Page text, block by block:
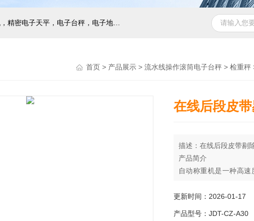
首页 > 产品展示 > 流水线操作滚筒电子台秤 > 检重秤
在线后段皮
描述：在线后段皮带剔
产品简介
自动称重机是一种高速
各种包装生产线以及输
测产品重量是否合格
更新时间：2026-01-17
产品型号：JDT-CZ-A30